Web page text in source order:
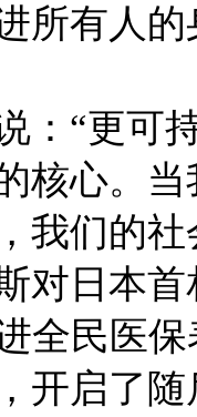
所有人
“更可持
核心。
我们的
日本首
全民医
开启了